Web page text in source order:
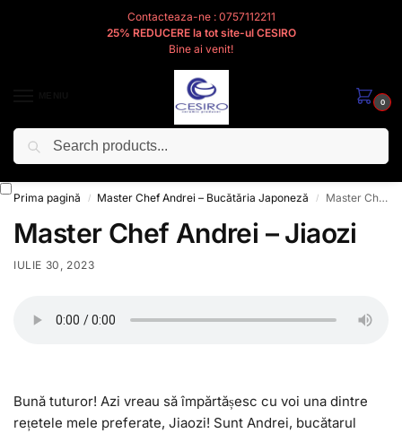
Contacteaza-ne : 0757112211
25% REDUCERE la tot site-ul CESIRO
Bine ai venit!
0
Cesiro
Prima pagină / Master Chef Andrei – Bucătăria Japoneză / Master Chef Andrei – Jiaozi
Master Chef Andrei – Jiaozi
IULIE 30, 2023
Bună tuturor! Azi vreau să împărtășesc cu voi una dintre
rețetele mele preferate, Jiaozi! Sunt Andrei, bucătarul